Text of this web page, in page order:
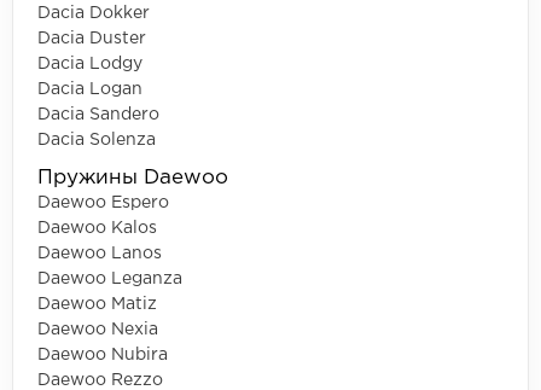
Dacia Dokker
Dacia Duster
Dacia Lodgy
Dacia Logan
Dacia Sandero
Dacia Solenza
Пружины Daewoo
Daewoo Espero
Daewoo Kalos
Daewoo Lanos
Daewoo Leganza
Daewoo Matiz
Daewoo Nexia
Daewoo Nubira
Daewoo Rezzo